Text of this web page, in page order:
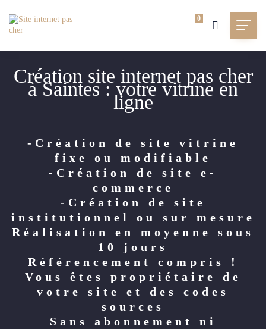
0
Création site internet pas cher
à Saintes : votre vitrine en
ligne
-Création de site vitrine
fixe ou modifiable
-Création de site e-
commerce
-Création de site
institutionnel ou sur mesure
Réalisation en moyenne sous
10 jours
Référencement compris !
Vous êtes propriétaire de
votre site et des codes
sources
Sans abonnement ni